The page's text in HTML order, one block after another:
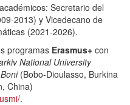
Secretario del
2013) y Vicedecano de
(2021-2026).
programas Erasmus+ con
National University
(Bobo-Dioulasso, Burkina
China)
.